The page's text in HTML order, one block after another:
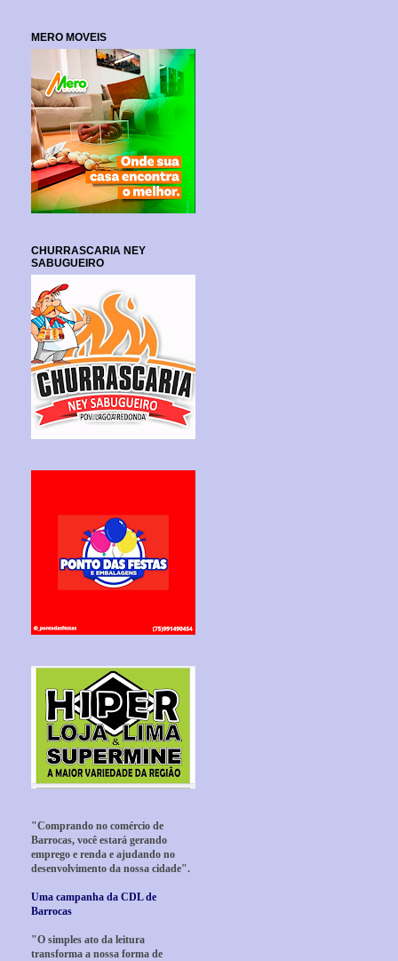
MERO MOVEIS
CHURRASCARIA NEY
SABUGUEIRO
"Comprando no comércio de
Barrocas, você estará gerando
emprego e renda e ajudando no
desenvolvimento da nossa cidade".
Uma campanha da CDL de
Barrocas
"O simples ato da leitura
transforma a nossa forma de